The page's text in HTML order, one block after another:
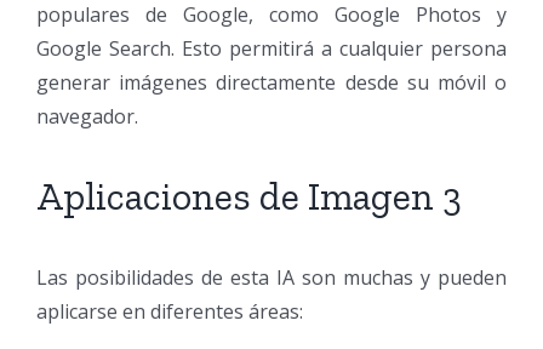
populares de Google, como Google Photos y
Google Search. Esto permitirá a cualquier persona
generar imágenes directamente desde su móvil o
navegador.
Aplicaciones de Imagen 3
Las posibilidades de esta IA son muchas y pueden
aplicarse en diferentes áreas: